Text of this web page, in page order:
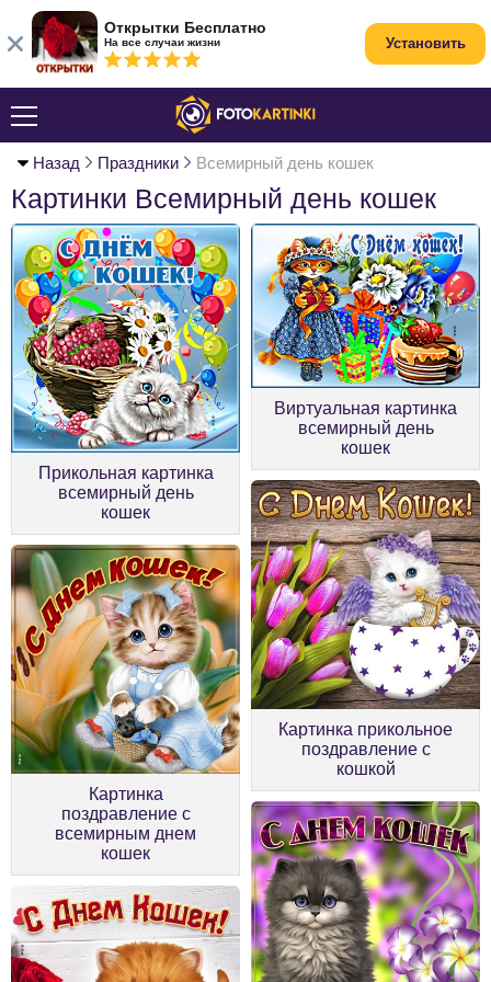
Назад Праздники Всемирный день кошек
Картинки Всемирный день кошек
Прикольная картинка
всемирный день
кошек
Виртуальная картинка
всемирный день
кошек
Картинка
поздравление с
всемирным днем
кошек
Картинка прикольное
поздравление с
кошкой
Открытки Бесплатно
На все случаи жизни Установить